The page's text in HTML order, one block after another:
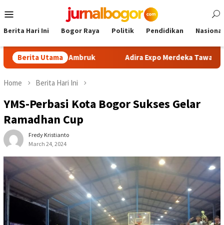
to
Menu
Berita Hari Ini Bogor Raya Politik Pendidikan Nasional
Berita Utama
Khawatir Ambruk Adira Expo Merdeka Tawarkan Bunga
Home Berita Hari Ini
YMS-Perbasi Kota Bogor Sukses Gelar
Ramadhan Cup
Fredy Kristianto
March 24, 2024